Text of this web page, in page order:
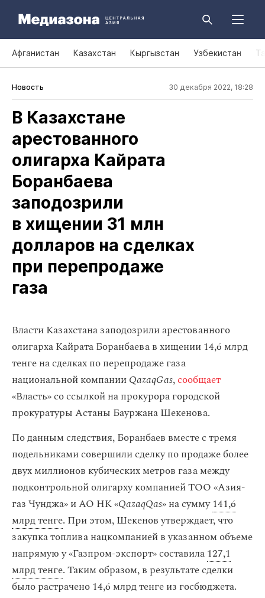
Афганистан Казахстан Кыргызстан Узбекистан
Новость 30 декабря 2022, 18:28
В Казахстане
арестованного
олигарха Кайрата
Боранбаева
заподозрили
в хищении 31 млн
долларов на сделках
при перепродаже
газа
Власти Казахстана заподозрили арестованного
олигарха Кайрата Боранбаева в хищении 14,6 млрд
тенге на сделках по перепродаже газа
национальной компанииQazaqGas,сообщает
«Власть» со ссылкой на прокурора городской
прокуратуры Астаны Бауржана Шекенова.
По данным следствия, Боранбаев вместе с тремя
подельниками совершили сделку по продаже более
двух миллионов кубических метров газа между
подконтрольной олигарху компанией ТОО «Азия-
газ Чунджа» и АО НК «QazaqQas» на сумму141,6
млрд тенге. При этом, Шекенов утверждает, что
закупка топлива нацкомпанией в указанном объеме
напрямую у «Газпром-экспорт» составила127,1
млрд тенге. Таким образом, в результате сделки
было растрачено 14,6 млрд тенге из госбюджета.